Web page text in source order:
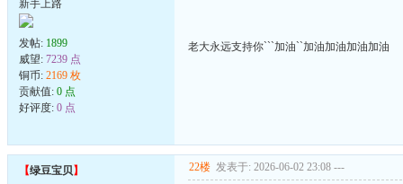
新手上路
发帖: 1899
威望: 7239 点
铜币: 2169 枚
贡献值: 0 点
好评度: 0 点
老大永远支持你```加油``加油加油加油加油
【绿豆宝贝】 22楼 发表于: 2026-06-02 23:08 ---